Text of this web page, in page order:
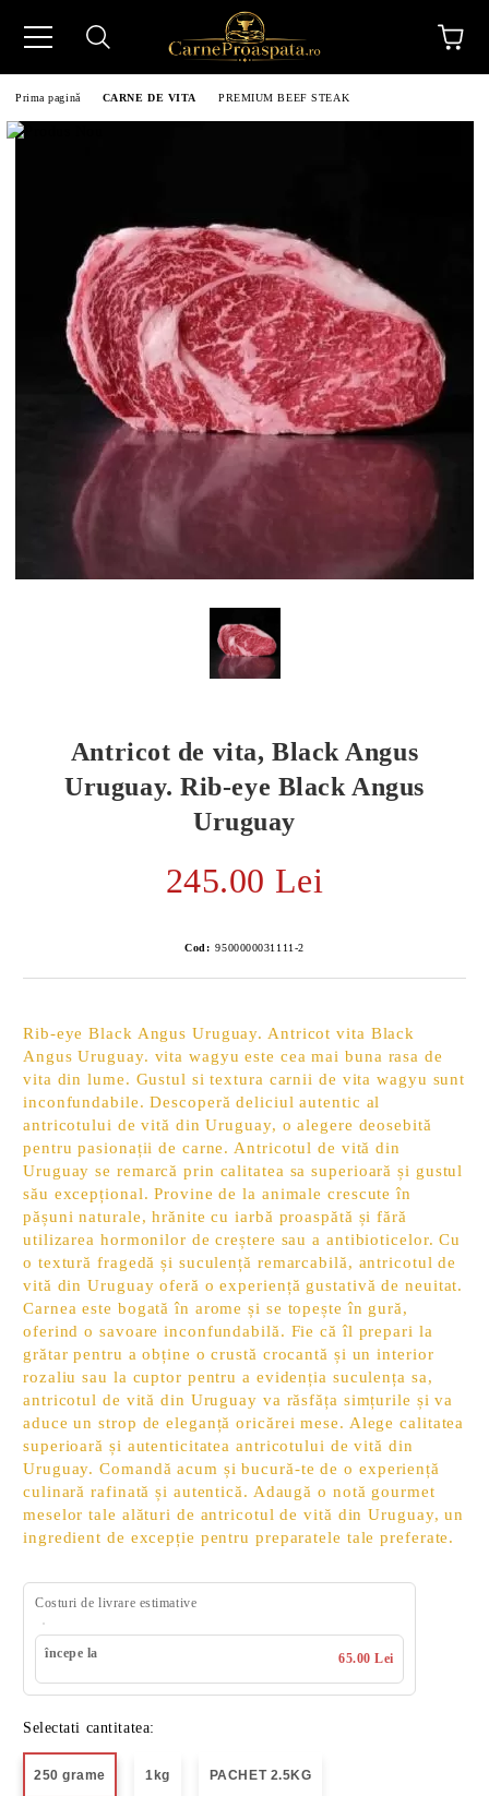
Prima pagină CARNE DE VITA PREMIUM BEEF STEAK
Antricot de vita, Black Angus
Uruguay. Rib-eye Black Angus
Uruguay
245.00 Lei
Cod: 9500000031111-2
Rib-eye Black Angus Uruguay. Antricot vita Black
Angus Uruguay. vita wagyu este cea mai buna rasa de
vita din lume. Gustul si textura carnii de vita wagyu sunt
inconfundabile. Descoperă deliciul autentic al
antricotului de vită din Uruguay, o alegere deosebită
pentru pasionații de carne. Antricotul de vită din
Uruguay se remarcă prin calitatea sa superioară și gustul
său excepțional. Provine de la animale crescute în
pășuni naturale, hrănite cu iarbă proaspătă și fără
utilizarea hormonilor de creștere sau a antibioticelor. Cu
o textură fragedă și suculență remarcabilă, antricotul de
vită din Uruguay oferă o experiență gustativă de neuitat.
Carnea este bogată în arome și se topește în gură,
oferind o savoare inconfundabilă. Fie că îl prepari la
grătar pentru a obține o crustă crocantă și un interior
rozaliu sau la cuptor pentru a evidenția suculența sa,
antricotul de vită din Uruguay va răsfăța simțurile și va
aduce un strop de eleganță oricărei mese. Alege calitatea
superioară și autenticitatea antricotului de vită din
Uruguay. Comandă acum și bucură-te de o experiență
culinară rafinată și autentică. Adaugă o notă gourmet
meselor tale alături de antricotul de vită din Uruguay, un
ingredient de excepție pentru preparatele tale preferate.
Costuri de livrare estimative
începe la 65.00 Lei
Selectati cantitatea:
250 grame 1kg PACHET 2.5KG